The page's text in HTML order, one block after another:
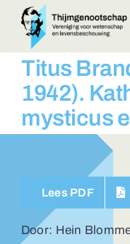
naar
inhoud
BIJEENKOMSTEN
ACTUEEL
Over ons
Contact
ZOEKEN
NAAR:
Titus
1942).
mysticus
Lees PDF
Door: Hein